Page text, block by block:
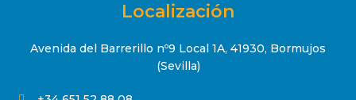
Localización
Avenida del Barrerillo nº9 Local 1A, 41930, Bormujos
(Sevilla)